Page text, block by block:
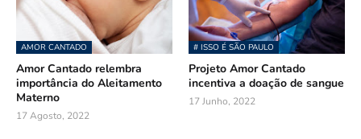
AMOR CANTADO
Amor Cantado relembra
importância do Aleitamento
Materno
17 Agosto, 2022
# ISSO É SÃO PAULO
Projeto Amor Cantado
incentiva a doação de sangue
17 Junho, 2022